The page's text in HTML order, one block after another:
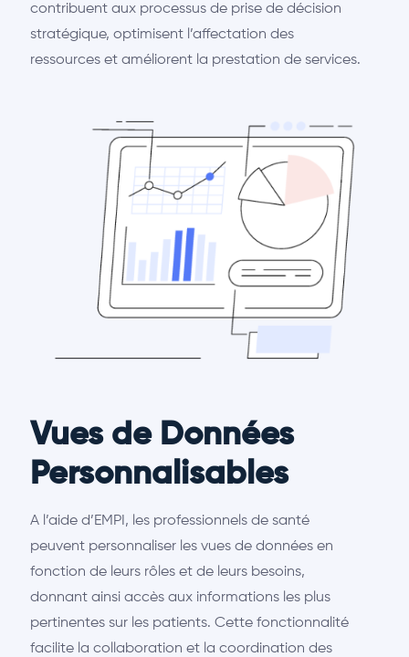
contribuent aux processus de prise de décision
stratégique, optimisent l’affectation des
ressources et améliorent la prestation de services.
Vues de Données
Personnalisables
A l’aide d’EMPI, les professionnels de santé
peuvent personnaliser les vues de données en
fonction de leurs rôles et de leurs besoins,
donnant ainsi accès aux informations les plus
pertinentes sur les patients. Cette fonctionnalité
facilite la collaboration et la coordination des